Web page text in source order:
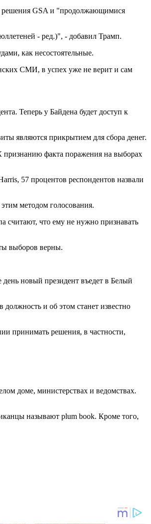
решения GSA и "продолжающимися
- ред.)", - добавил Трамп.
как несостоятельные.
СМИ, в успех уже не верит и сам
Теперь у Байдена будет доступ к
являются прикрытием для сбора денег.
признанию факта поражения на выборах
57 процентов респондентов назвали
методом голосования.
считают, что ему не нужно признавать
выборов верны.
новый президент въедет в Белый
и об этом станет известно
принимать решения, в частности,
доме, министерствах и ведомствах.
называют plum book. Кроме того,